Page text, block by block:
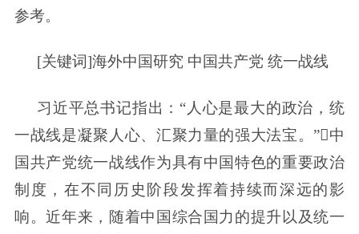
参考。
[关键词]海外中国研究 中国共产党 统一战线
习近平总书记指出：“人心是最大的政治，统
一战线是凝聚人心、汇聚力量的强大法宝。”中
国共产党统一战线作为具有中国特色的重要政治
制度，在不同历史阶段发挥着持续而深远的影
响。近年来，随着中国综合国力的提升以及统一